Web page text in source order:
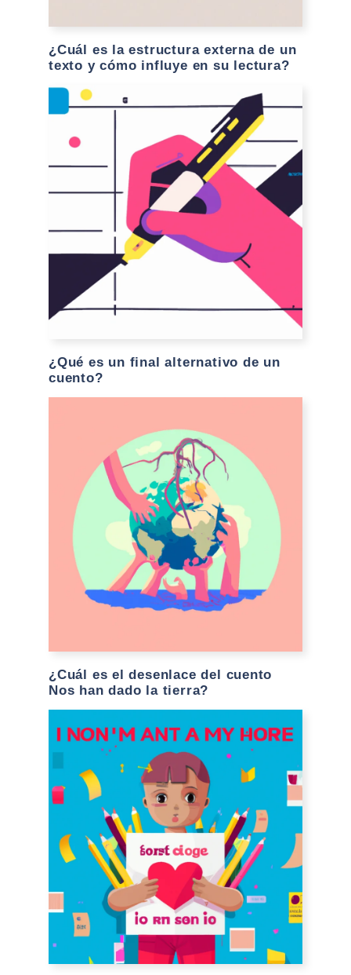
¿Cuál es la estructura externa de un
texto y cómo influye en su lectura?
¿Qué es un final alternativo de un
cuento?
¿Cuál es el desenlace del cuento
Nos han dado la tierra?